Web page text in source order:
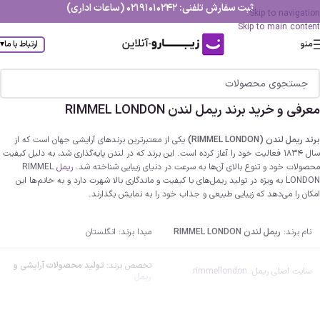
Skip to navigation
Skip to main content
ثبت سفارش تلفنی: 02191010242 (ساعات اداری)
منو ارتباط با ما▾
معرفی و خرید برند ریمل لندن RIMMEL LONDON
برند ریمل لندن (RIMMEL LONDON)
یکی از معتبرترین برندهای آرایشی جهان است که از
سال 1834 فعالیت خود را آغاز کرده است. این برند که در لندن پایه‌گذاری شد، به دلیل کیفیت
محصولات خود و تنوع بالای آن‌ها به سرعت در دنیای زیبایی شناخته شد. ریمل RIMMEL
LONDON به ویژه در تولید ریمل‌های با کیفیت و ماندگاری بالا شهرت دارد و به خانم‌ها این
امکان را می‌دهد که زیبایی طبیعی و جذاب خود را به نمایش بگذارند.
نام برند: ریمل لندن RIMMEL LONDON مبدا برند: انگلستان
سایت اصلی ریمل: rimmellondon تخصص برند: تولید محصولات آرایشی و
ریمل